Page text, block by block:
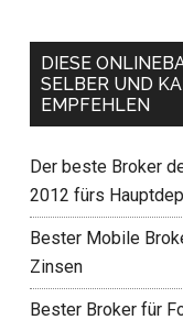
DIESE
SELBER UND
EMPFEHLEN
Der beste Broker
2012 fürs
Bester Mobile
Zinsen
Bester Broker für